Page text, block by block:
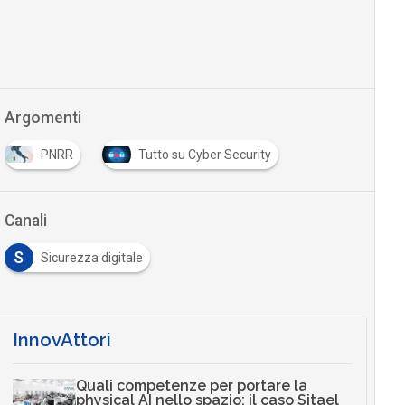
Argomenti
PNRR Tutto su Cyber Security
Canali
S Sicurezza digitale
InnovAttori
Quali competenze per portare la
physical AI nello spazio: il caso Sitael